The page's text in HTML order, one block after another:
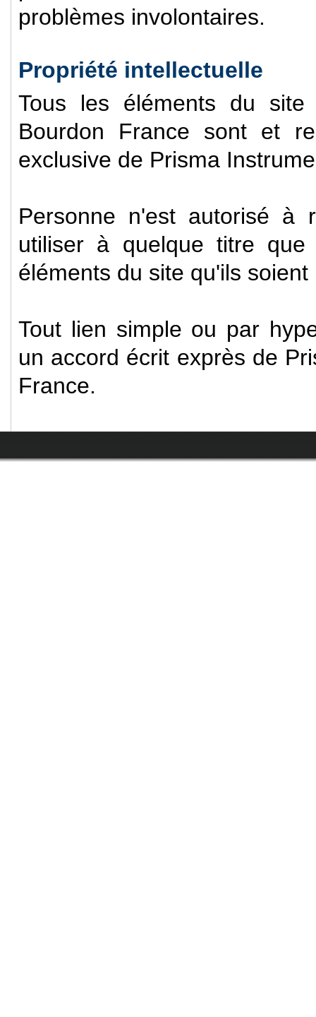
problèmes involontaires.
Propriété intellectuelle
Tous les éléments du
Bourdon France sont et
exclusive de Prisma
Personne n'est autorisé à
utiliser à quelque titre
éléments du site qu'ils
Tout lien simple ou par
un accord écrit exprès de
France.